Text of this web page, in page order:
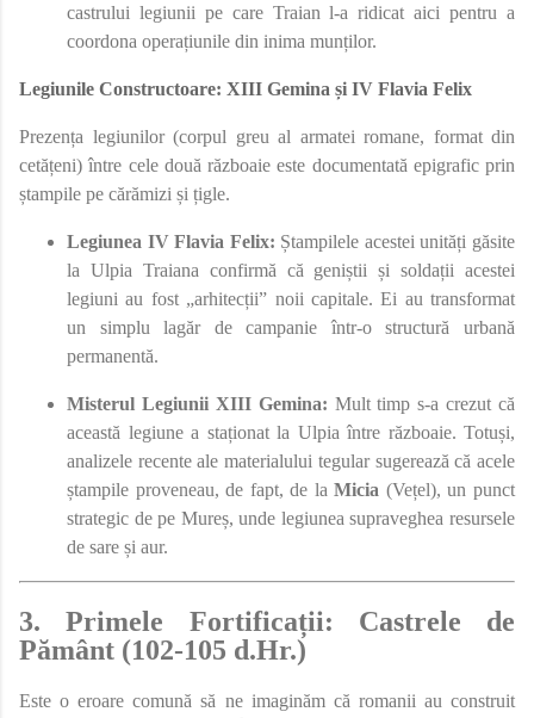
castrului legiunii pe care Traian l-a ridicat aici pentru a
coordona operațiunile din inima munților.
Legiunile Constructoare: XIII Gemina și IV Flavia Felix
Prezența legiunilor (corpul greu al armatei romane, format din
cetățeni) între cele două războaie este documentată epigrafic prin
ștampile pe cărămizi și țigle.
Legiunea IV Flavia Felix: Ștampilele acestei unități găsite
la Ulpia Traiana confirmă că geniștii și soldații acestei
legiuni au fost „arhitecții” noii capitale. Ei au transformat
un simplu lagăr de campanie într-o structură urbană
permanentă.
Misterul Legiunii XIII Gemina: Mult timp s-a crezut că
această legiune a staționat la Ulpia între războaie. Totuși,
analizele recente ale materialului tegular sugerează că acele
ștampile proveneau, de fapt, de laMicia (Vețel), un punct
strategic de pe Mureș, unde legiunea supraveghea resursele
de sare și aur.
3. Primele Fortificații: Castrele de
Pământ (102-105 d.Hr.)
Este o eroare comună să ne imaginăm că romanii au construit